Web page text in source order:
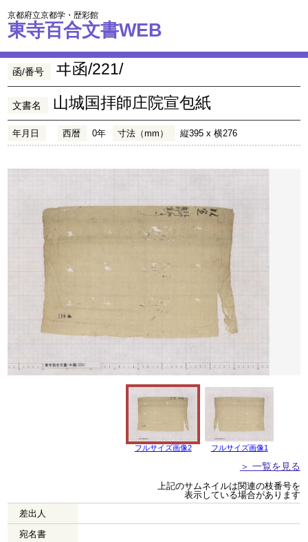
京都府立京都学・歴彩館
東寺百合文書WEB
函/番号 ヰ函/221/
文書名 山城国拝師庄院宣包紙
年月日 西暦 0年 寸法（mm） 縦395 x 横276
フルサイズ画像2 フルサイズ画像1
＞ 一覧を見る
上記のサムネイルは関連の枝番号を
表示している場合があります
差出人
宛名書